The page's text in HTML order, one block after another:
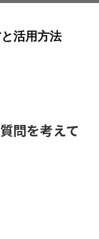
活用方法
問を考えて